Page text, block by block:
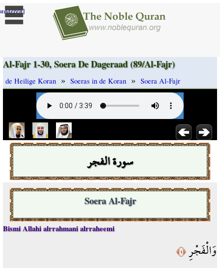
]
Al-Fajr 1-30, Soera De Dageraad (89/Al-Fajr)
de Heilige Koran » Soeras in de Koran » Soera Al-Fajr
سورة الفجر
Soera Al-Fajr
Bismi Allahi alrrahmani alrraheemi
وَالْفَجْرِ﴿١﴾